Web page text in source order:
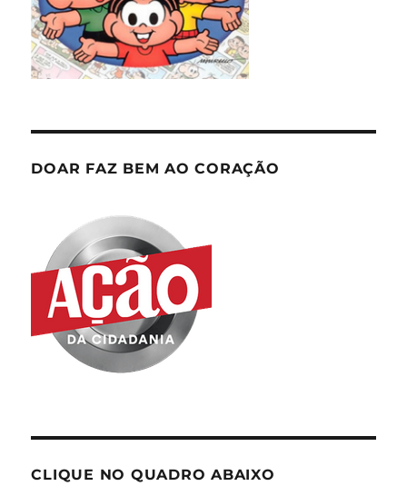
DOAR FAZ BEM AO CORAÇÃO
CLIQUE NO QUADRO ABAIXO